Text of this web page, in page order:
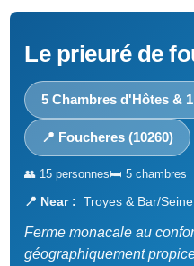
Le prieuré de
5 Chambres d'Hôtes &
📍 Foucheres (10260)
👥 15 personnes🛏️ 5 chambres
📍 Near : Troyes & Bar/Seine
Ferme monacale au
géographiquement